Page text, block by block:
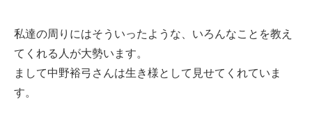
私達の周りにはそういったような、いろんなことを教え
てくれる人が大勢います。
まして中野裕弓さんは生き様として見せてくれていま
す。